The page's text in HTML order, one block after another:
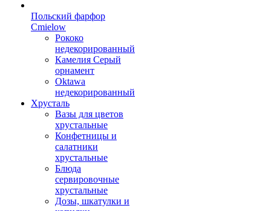
Польский фарфор
Сmielow
Рококо
недекорированный
Камелия Серый
орнамент
Oktawa
недекорированный
Хрусталь
Вазы для цветов
хрустальные
Конфетницы и
салатники
хрустальные
Блюда
сервировочные
хрустальные
Дозы, шкатулки и